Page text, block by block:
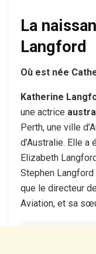
La
Langford
Où est née
Katherine
une actrice
Perth, une ville
d’Australie. Elle a
Elizabeth
Stephen
que le directeur
Aviation, et sa